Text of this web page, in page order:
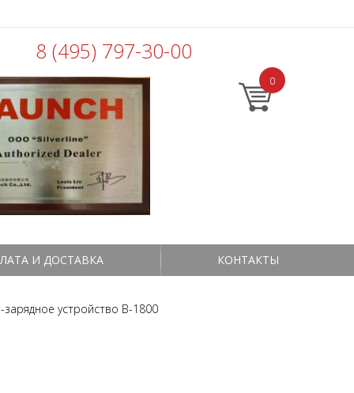
0
8 (495) 797-30-00
И ДОСТАВКА КОНТАКТЫ
зарядное устройство B-1800